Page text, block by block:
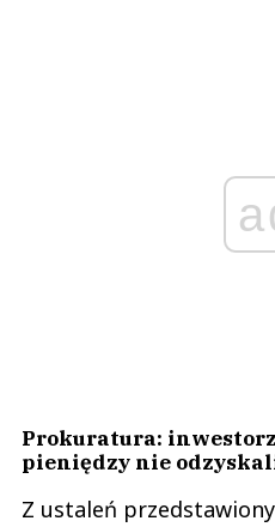
Prokuratura:
pieniędzy nie
Z ustaleń